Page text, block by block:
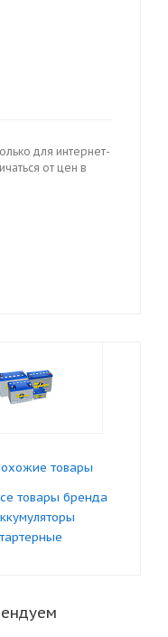
для интернет-
от цен в
товары
товары бренда